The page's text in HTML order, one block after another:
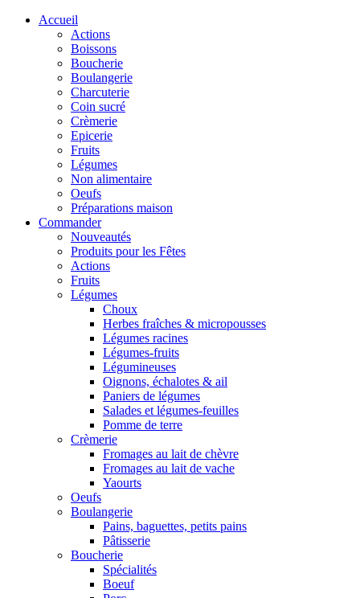
Accueil
Actions
Boissons
Boucherie
Boulangerie
Charcuterie
Coin sucré
Crèmerie
Epicerie
Fruits
Légumes
Non alimentaire
Oeufs
Préparations maison
Commander
Nouveautés
Produits pour les Fêtes
Actions
Fruits
Légumes
Choux
Herbes fraîches & micropousses
Légumes racines
Légumes-fruits
Légumineuses
Oignons, échalotes & ail
Paniers de légumes
Salades et légumes-feuilles
Pomme de terre
Crèmerie
Fromages au lait de chèvre
Fromages au lait de vache
Yaourts
Oeufs
Boulangerie
Pains, baguettes, petits pains
Pâtisserie
Boucherie
Spécialités
Boeuf